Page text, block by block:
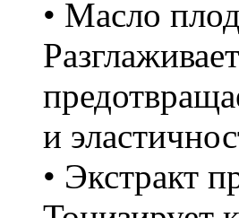
• Масло
и
• Экстракт